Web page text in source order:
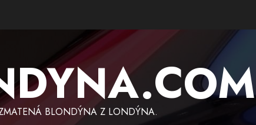
BLONDÝNA Z LONDÝNA.